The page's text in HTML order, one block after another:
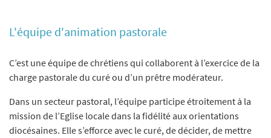
L'équipe d'animation pastorale
C’est une équipe de chrétiens qui collaborent à l’exercice de la
charge pastorale du curé ou d’un prêtre modérateur.
Dans un secteur pastoral, l’équipe participe étroitement à la
mission de l’Eglise locale dans la fidélité aux orientations
diocésaines. Elle s’efforce avec le curé, de décider, de mettre